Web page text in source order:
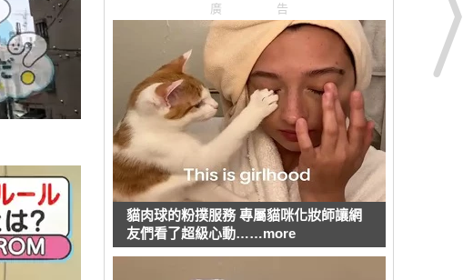
廣告
貓肉球的粉撲服務 專屬貓咪化妝師讓網
友們看了超級心動……more